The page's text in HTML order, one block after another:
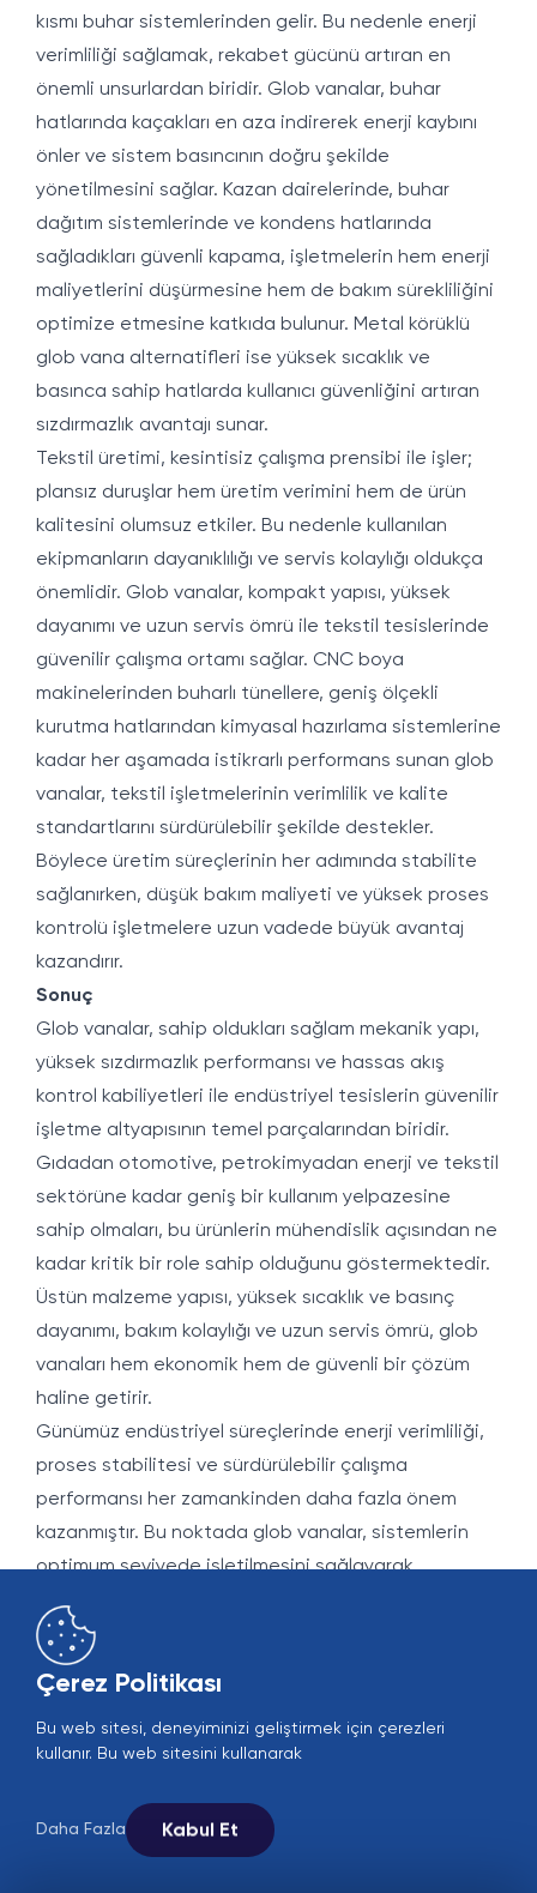
kısmı buhar sistemlerinden gelir. Bu nedenle enerji
verimliliği sağlamak, rekabet gücünü artıran en
önemli unsurlardan biridir. Glob vanalar, buhar
hatlarında kaçakları en aza indirerek enerji kaybını
önler ve sistem basıncının doğru şekilde
yönetilmesini sağlar. Kazan dairelerinde, buhar
dağıtım sistemlerinde ve kondens hatlarında
sağladıkları güvenli kapama, işletmelerin hem enerji
maliyetlerini düşürmesine hem de bakım sürekliliğini
optimize etmesine katkıda bulunur. Metal körüklü
glob vana alternatifleri ise yüksek sıcaklık ve
basınca sahip hatlarda kullanıcı güvenliğini artıran
sızdırmazlık avantajı sunar.
Tekstil üretimi, kesintisiz çalışma prensibi ile işler;
plansız duruşlar hem üretim verimini hem de ürün
kalitesini olumsuz etkiler. Bu nedenle kullanılan
ekipmanların dayanıklılığı ve servis kolaylığı oldukça
önemlidir. Glob vanalar, kompakt yapısı, yüksek
dayanımı ve uzun servis ömrü ile tekstil tesislerinde
güvenilir çalışma ortamı sağlar. CNC boya
makinelerinden buharlı tünellere, geniş ölçekli
kurutma hatlarından kimyasal hazırlama sistemlerine
kadar her aşamada istikrarlı performans sunan glob
vanalar, tekstil işletmelerinin verimlilik ve kalite
standartlarını sürdürülebilir şekilde destekler.
Böylece üretim süreçlerinin her adımında stabilite
sağlanırken, düşük bakım maliyeti ve yüksek proses
kontrolü işletmelere uzun vadede büyük avantaj
kazandırır.
Sonuç
Glob vanalar, sahip oldukları sağlam mekanik yapı,
yüksek sızdırmazlık performansı ve hassas akış
kontrol kabiliyetleri ile endüstriyel tesislerin güvenilir
işletme altyapısının temel parçalarından biridir.
Gıdadan otomotive, petrokimyadan enerji ve tekstil
sektörüne kadar geniş bir kullanım yelpazesine
sahip olmaları, bu ürünlerin mühendislik açısından ne
kadar kritik bir role sahip olduğunu göstermektedir.
Üstün malzeme yapısı, yüksek sıcaklık ve basınç
dayanımı, bakım kolaylığı ve uzun servis ömrü, glob
vanaları hem ekonomik hem de güvenli bir çözüm
haline getirir.
Günümüz endüstriyel süreçlerinde enerji verimliliği,
proses stabilitesi ve sürdürülebilir çalışma
performansı her zamankinden daha fazla önem
kazanmıştır. Bu noktada glob vanalar, sistemlerin
optimum seviyede işletilmesini sağlayarak
maliyet avantajı sunar. Kritik proses hatlarında
güvenilir kapama ve kontrol sağlayan bu vanalar,
modern tesislerin üretim kalitesini yükselten ve
kesintisiz çalışma düzenini destekleyen stratejik bir
Sonuç olarak; ister yüksek ısıl değerlere sahip enerji
santralleri, ister hassas hijyen gerektiren gıda
Çerez Politikası
Bu web sitesi, deneyiminizi geliştirmek için çerezleri
kullanır. Bu web sitesini kullanarak
Daha Fazla Kabul Et